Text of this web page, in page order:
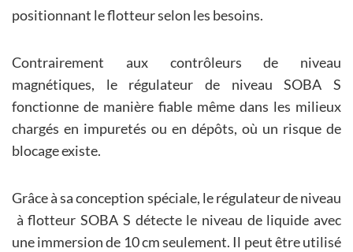
positionnant le flotteur selon les besoins.
Contrairement aux contrôleurs de niveau
magnétiques, le régulateur de niveau SOBA S
fonctionne de manière fiable même dans les milieux
chargés en impuretés ou en dépôts, où un risque de
blocage existe.
Grâce à sa conception spéciale, le régulateur de niveau
à flotteur SOBA S détecte le niveau de liquide avec
une immersion de 10 cm seulement. Il peut être utilisé